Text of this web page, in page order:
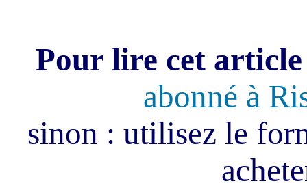
Pour lire cet
abonné à
sinon : utilisez le